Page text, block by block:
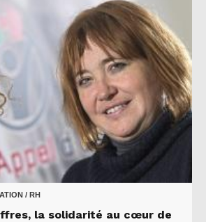
/ RH
la solidarité au cœur de